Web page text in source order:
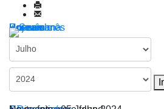
Por ano
Por mês
Por semana
Hoje
Ir para o mês